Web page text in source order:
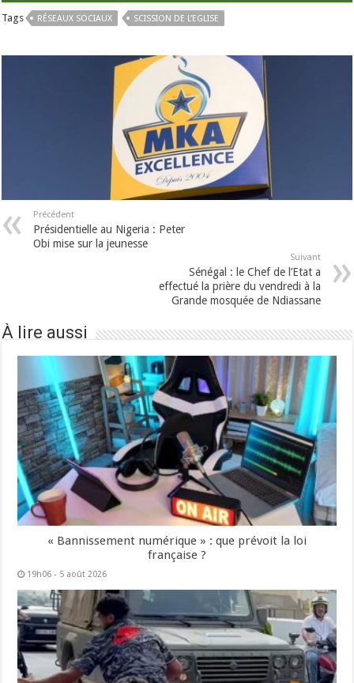
Tags RÉSEAUX SOCIAUX SCISSION DE L’EGLISE
Précédent
Présidentielle au Nigeria : Peter
Obi mise sur la jeunesse
Suivant
Sénégal : le Chef de l’Etat a
effectué la prière du vendredi à la
Grande mosquée de Ndiassane
À lire aussi
« Bannissement numérique » : que prévoit la loi
française ?
19h06 - 5 août 2026